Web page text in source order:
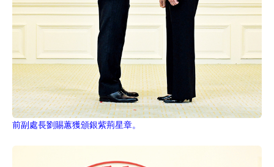
前副處長劉賜蕙獲頒銀紫荊星章。